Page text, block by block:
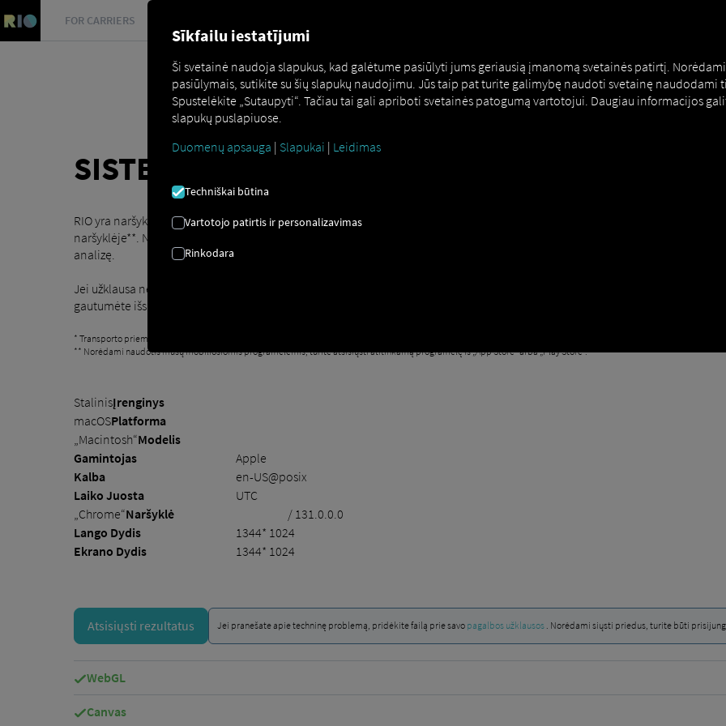
FOR CARRIERS
SISTEMOS DIAGNOSTIKA
RIO yra naršyklės pagrindu sukurta programa. Tai reiškia, kad jums nereikia diegti jokios papildomos programinės įrangos
naršyklėje**. Norite iš anksto žinoti, ar žiniatinklio sąsaja RIO Ar tai galima naudoti jūsų naršyklėje? Norėdami atsakyti į šį
analizę.
Jei užklausa nepavyksta, atnaujinkite naršyklę į naujausią versiją ir dar kartą apsilankykite puslapyje. Jei užklausa vis tiek
gautumėte išsamią klaidos analizę ir galėtume kartu išspręsti problemą.
* Transporto priemonės duomenų skaitymui iš tam tikrų atskirų mūsų paslaugų Marketplace Gali tekti įdiegti trečiųjų šalių programinę įrangą.
** Norėdami naudotis mūsų mobiliosiomis programėlėmis, turite atsisiųsti atitinkamą programėlę iš „App Store“ arba „Play Store“.
StalinisĮrenginys
macOSPlatforma
„Macintosh“Modelis
Gamintojas
Apple
Kalba
en-US@posix
Laiko Juosta
UTC
„Chrome“Naršyklė
/ 131.0.0.0
Lango Dydis
1344* 1024
Ekrano Dydis
1344* 1024
Atsisiųsti rezultatus Jei pranešate apie techninę problemą, pridėkite failą prie savo pagalbos užklausos. Norėdami siųsti priedus, turite būti
WebGL
Canvas
Sīkfailu iestatījumi
Ši svetainė naudoja slapukus, kad galėtume pasiūlyti jums geriausią įmanomą svetainės patirtį.
pasiūlymais, sutikite su šių slapukų naudojimu. Jūs taip pat turite galimybę naudoti svetainę naudodami
Spustelėkite „Sutaupyti“. Tačiau tai gali apriboti svetainės patogumą vartotojui. Daugiau informacijos
slapukų puslapiuose.
Duomenų apsauga | Slapukai | Leidimas
Techniškai būtina
Vartotojo patirtis ir personalizavimas
Rinkodara